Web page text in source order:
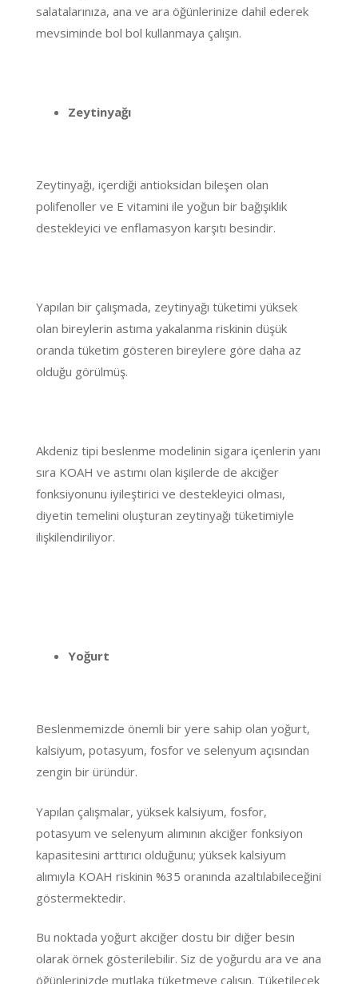
salatalarınıza, ana ve ara öğünlerinize dahil ederek
mevsiminde bol bol kullanmaya çalışın.
Zeytinyağı
Zeytinyağı, içerdiği antioksidan bileşen olan
polifenoller ve E vitamini ile yoğun bir bağışıklık
destekleyici ve enflamasyon karşıtı besindir.
Yapılan bir çalışmada, zeytinyağı tüketimi yüksek
olan bireylerin astıma yakalanma riskinin düşük
oranda tüketim gösteren bireylere göre daha az
olduğu görülmüş.
Akdeniz tipi beslenme modelinin sigara içenlerin yanı
sıra KOAH ve astımı olan kişilerde de akciğer
fonksiyonunu iyileştirici ve destekleyici olması,
diyetin temelini oluşturan zeytinyağı tüketimiyle
ilişkilendiriliyor.
Yoğurt
Beslenmemizde önemli bir yere sahip olan yoğurt,
kalsiyum, potasyum, fosfor ve selenyum açısından
zengin bir üründür.
Yapılan çalışmalar, yüksek kalsiyum, fosfor,
potasyum ve selenyum alımının akciğer fonksiyon
kapasitesini arttırıcı olduğunu; yüksek kalsiyum
alımıyla KOAH riskinin %35 oranında azaltılabileceğini
göstermektedir.
Bu noktada yoğurt akciğer dostu bir diğer besin
olarak örnek gösterilebilir. Siz de yoğurdu ara ve ana
öğünlerinizde mutlaka tüketmeye çalışın. Tüketilecek